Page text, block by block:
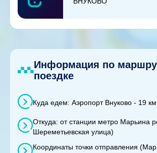
Информация по
поездке
Куда едем: Аэропорт Внуково - 19
Откуда: от станции метро Марьина
Шереметьевская улица)
Координаты точки отправления